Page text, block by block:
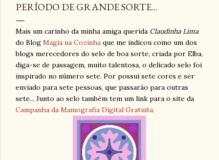
PERÍODO DE GRANDE SORTE...
Mais um carinho da minha amiga querida Claudinha Lima
do Blog Magia na Cozinha que me indicou como um dos
blogs merecedores do selo de boa sorte, criada por Elba,
diga-se de passagem, muito talentosa, o delicado selo foi
inspirado no número sete. Por possui sete cores e ser
enviado para sete pessoas, que passarão para outras
sete... Junto ao selo também tem um link para o site da
Campanha da Mamografia Digital Gratuita.